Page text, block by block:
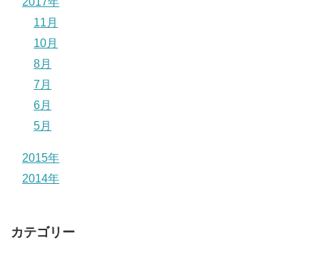
11月
10月
8月
7月
6月
5月
2015年
2014年
カテゴリー